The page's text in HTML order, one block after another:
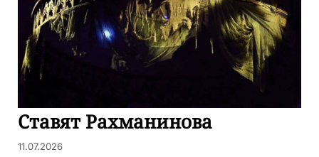
Ставят Рахманинова
11.07.2026